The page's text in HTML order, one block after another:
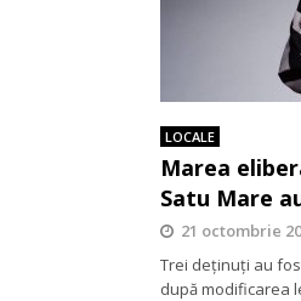
LOCALE
Marea
Satu Mare
21 octombrie
Trei deţinuţi au
după modificarea